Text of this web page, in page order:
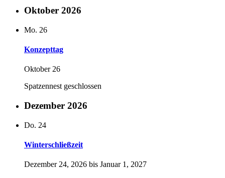
Oktober 2026
Mo. 26
Konzepttag
Oktober 26
Spatzennest geschlossen
Dezember 2026
Do. 24
Winterschließzeit
Dezember 24, 2026 bis Januar 1, 2027